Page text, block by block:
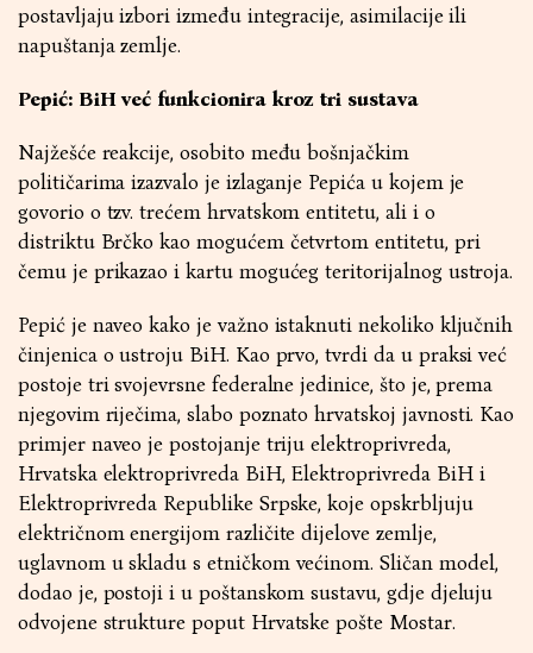
postavljaju izbori između integracije, asimilacije ili
napuštanja zemlje.
Pepić: BiH već funkcionira kroz tri sustava
Najžešće reakcije, osobito među bošnjačkim
političarima izazvalo je izlaganje Pepića u kojem je
govorio o tzv. trećem hrvatskom entitetu, ali i o
distriktu Brčko kao mogućem četvrtom entitetu, pri
čemu je prikazao i kartu mogućeg teritorijalnog ustroja.
Pepić je naveo kako je važno istaknuti nekoliko ključnih
činjenica o ustroju BiH. Kao prvo, tvrdi da u praksi već
postoje tri svojevrsne federalne jedinice, što je, prema
njegovim riječima, slabo poznato hrvatskoj javnosti. Kao
primjer naveo je postojanje triju elektroprivreda,
Hrvatska elektroprivreda BiH, Elektroprivreda BiH i
Elektroprivreda Republike Srpske, koje opskrbljuju
električnom energijom različite dijelove zemlje,
uglavnom u skladu s etničkom većinom. Sličan model,
dodao je, postoji i u poštanskom sustavu, gdje djeluju
odvojene strukture poput Hrvatske pošte Mostar.